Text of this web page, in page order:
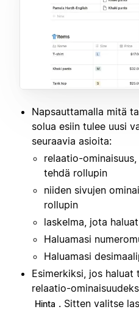
Napsauttamalla mitä
solua esiin tulee uusi
seuraavia asioita:
relaatio-
tehdä rollupin
niiden sivujen
rollupin
laskelma, jota
Haluamasi
Haluamasi
Esimerkiksi, jos
relaatio-
Hinta . Sitten valitse